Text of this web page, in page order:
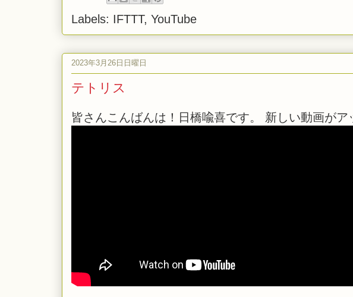
Labels: IFTTT, YouTube
2023年3月26日日曜日
テトリス
皆さんこんばんは！日橋喩喜です。 新しい動画がア